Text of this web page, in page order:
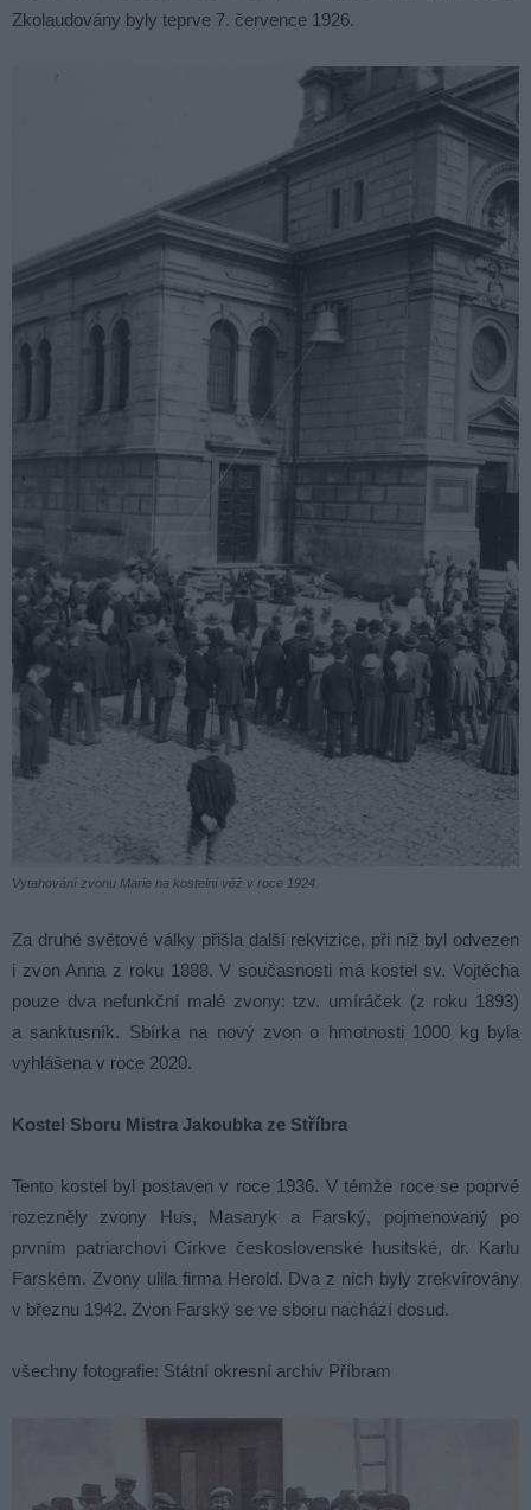
Zkolaudovány byly teprve 7. července 1926.
Vytahování zvonu Marie na kostelní věž v roce 1924.
Za druhé světové války přišla další rekvizice, při níž byl odvezen
i zvon Anna z roku 1888. V současnosti má kostel sv. Vojtěcha
pouze dva nefunkční malé zvony: tzv. umíráček (z roku 1893)
a sanktusník. Sbírka na nový zvon o hmotnosti 1000 kg byla
vyhlášena v roce 2020.
Kostel Sboru Mistra Jakoubka ze Stříbra
Tento kostel byl postaven v roce 1936. V témže roce se poprvé
rozezněly zvony Hus, Masaryk a Farský, pojmenovaný po
prvním patriarchovi Církve československé husitské, dr. Karlu
Farském. Zvony ulila firma Herold. Dva z nich byly zrekvírovány
v březnu 1942. Zvon Farský se ve sboru nachází dosud.
všechny fotografie: Státní okresní archiv Příbram